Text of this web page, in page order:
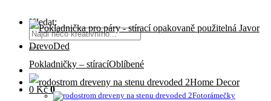
Hledat:
0 Kč 0
Pokladničky – stírací
Home Decor
Fotorámečky